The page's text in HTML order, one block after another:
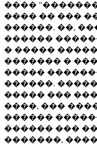
����
���� �� ���
������. ��,
������
� �����
������� �
�����
������.
����� ���
����, ���
������
������ ���
�������,